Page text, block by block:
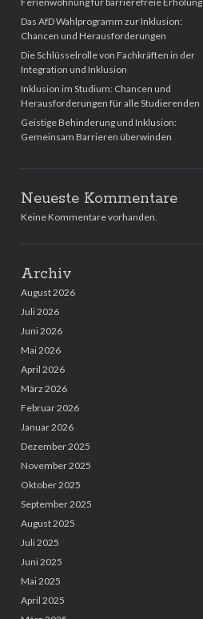
Das AfD Wahlprogramm zur Inklusion:
Chancen und Herausforderungen
Die Schlüsselrolle von Fachkräften in der
Integration und Inklusion
Inklusion im Studium: Chancen und
Herausforderungen für alle Studierenden
Geistige Behinderung und Inklusion:
Gemeinsam Barrieren überwinden
Neueste Kommentare
Keine Kommentare vorhanden.
Archiv
August 2026
Juli 2026
Juni 2026
Mai 2026
April 2026
März 2026
Februar 2026
Januar 2026
Dezember 2025
November 2025
Oktober 2025
September 2025
August 2025
Juli 2025
Juni 2025
Mai 2025
April 2025